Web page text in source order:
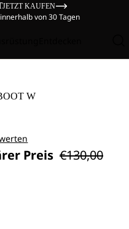
JETZT KAUFEN
von 30 Tagen
W
Preis €130,00